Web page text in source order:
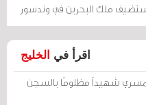
يستضيف ملك البحرين في وندسور
اقرأ في الخليج
شهيداً مظلومًا بالسجن